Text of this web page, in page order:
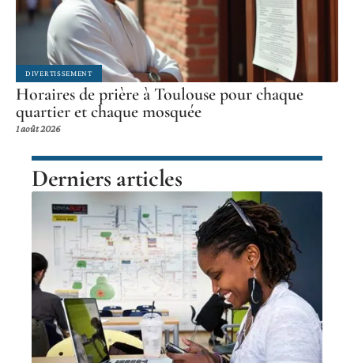
DIVERTISSEMENT
Horaires de prière à Toulouse pour chaque
quartier et chaque mosquée
1 août 2026
Derniers articles